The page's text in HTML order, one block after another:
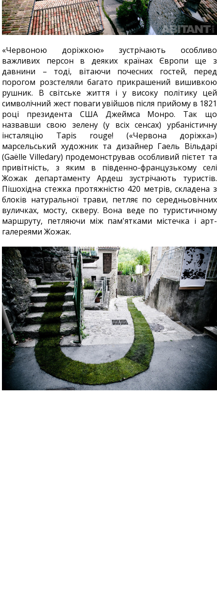
«Червоною доріжкою» зустрічають особливо
важливих персон в деяких країнах Європи ще з
давнини – тоді, вітаючи почесних гостей, перед
порогом розстеляли багато прикрашений вишивкою
рушник. В світське життя і у високу політику цей
символічний жест поваги увійшов після прийому в 1821
році президента США Джеймса Монро. Так що
назвавши свою зелену (у всіх сенсах) урбаністичну
інсталяцію Tapis rouge! («Червона доріжка»)
марсельський художник та дизайнер Гаель Вільдарі
(Gaëlle Villedary) продемонстрував особливий пієтет та
привітність, з яким в південно-французькому селі
Жожак департаменту Ардеш зустрічають туристів.
Пішохідна стежка протяжністю 420 метрів, складена з
блоків натуральної трави, петляє по середньовічних
вуличках, мосту, скверу. Вона веде по туристичному
маршруту, петляючи між пам'ятками містечка і арт-
галереями Жожак.